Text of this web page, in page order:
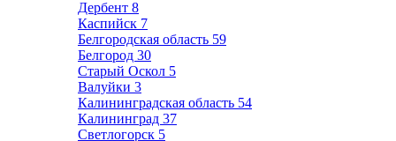
Дербент 8
Каспийск 7
Белгородская область 59
Белгород 30
Старый Оскол 5
Валуйки 3
Калининградская область 54
Калининград 37
Светлогорск 5